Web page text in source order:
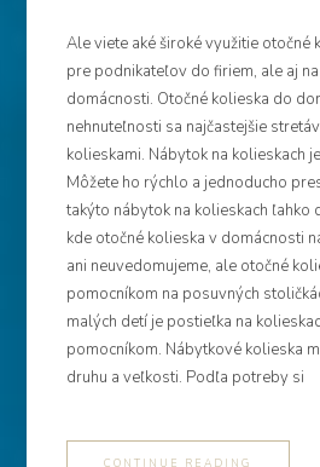
Ale viete aké široké využitie otočné
pre podnikateľov do firiem, ale aj
domácnosti. Otočné kolieska do
nehnuteľnosti sa najčastejšie
kolieskami. Nábytok na kolieskach
Môžete ho rýchlo a jednoducho
takýto nábytok na kolieskach ľahko
kde otočné kolieska v domácnosti
ani neuvedomujeme, ale otočné
pomocníkom na posuvných
malých detí je postieľka na
pomocníkom. Nábytkové kolieska
druhu a veľkosti. Podľa potreby si
CONTINUE READING